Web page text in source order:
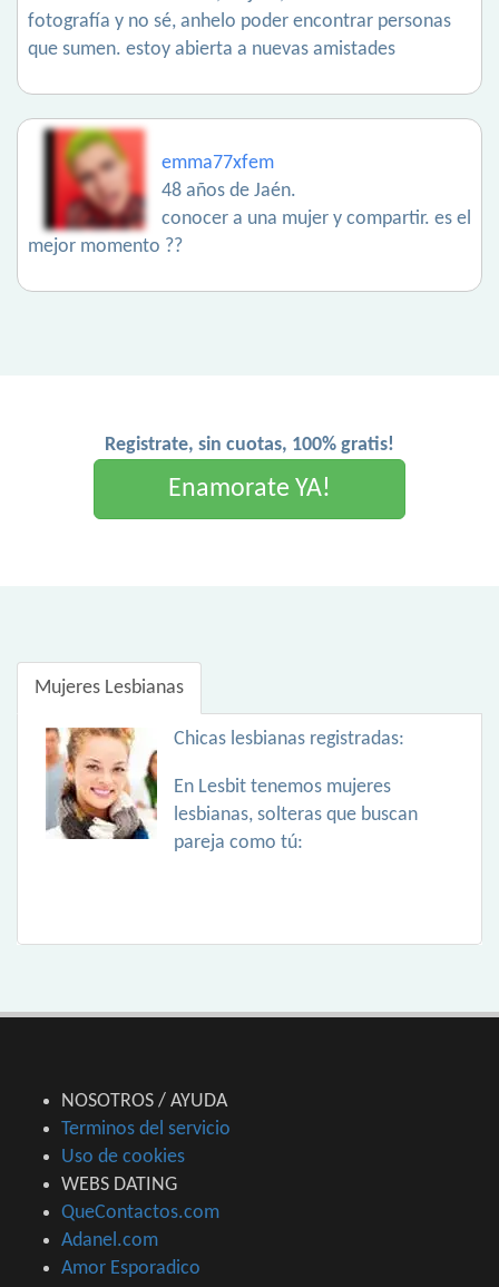
fotografía y no sé, anhelo poder encontrar personas
que sumen. estoy abierta a nuevas amistades
emma77xfem
48 años de Jaén.
conocer a una mujer y compartir. es el
mejor momento ??
Registrate, sin cuotas, 100% gratis!
Enamorate YA!
Mujeres Lesbianas
Chicas lesbianas registradas:
En Lesbit tenemos mujeres
lesbianas, solteras que buscan
pareja como tú:
NOSOTROS / AYUDA
Terminos del servicio
Uso de cookies
WEBS DATING
QueContactos.com
Adanel.com
Amor Esporadico